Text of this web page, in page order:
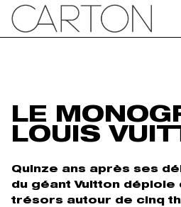
LE
LOUIS
Quinze ans après ses
du géant Vuitton déploie
trésors autour de cinq